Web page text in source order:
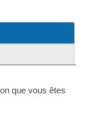
que vous êtes